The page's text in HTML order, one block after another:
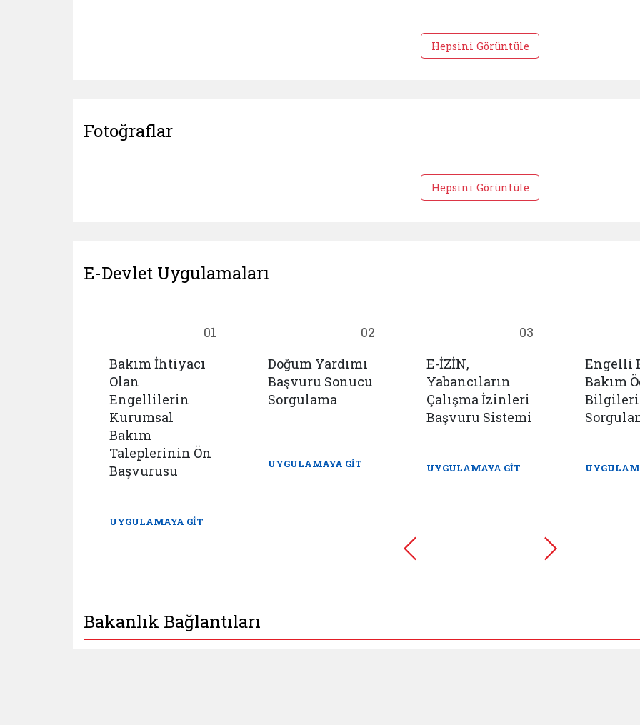
Hepsini Görüntüle
Fotoğraflar
Hepsini Görüntüle
E-Devlet Uygulamaları
01
Bakım İhtiyacı
Olan
Engellilerin
Kurumsal
Bakım
Taleplerinin Ön
Başvurusu
UYGULAMAYA GİT
02
Doğum Yardımı
Başvuru Sonucu
Sorgulama
UYGULAMAYA GİT
03
E-İZİN,
Yabancıların
Çalışma İzinleri
Başvuru Sistemi
UYGULAMAYA GİT
Engelli
Bakım
Bilgileri
Bakanlık Bağlantıları